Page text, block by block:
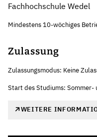
Fachhochschule Wedel
Mindestens 10-wöchiges
Zulassung
Zulassungsmodus: Keine
Start des Studiums: Sommer-
WEITERE